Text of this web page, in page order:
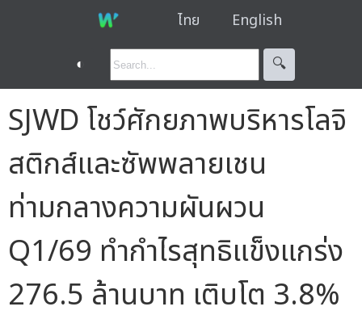
ไทย English
◐ 🔍︎
SJWD โชว์ศักยภาพบริหารโลจิ
สติกส์และซัพพลายเชน
ท่ามกลางความผันผวน
Q1/69 ทำกำไรสุทธิแข็งแกร่ง
276.5 ล้านบาท เติบโต 3.8%